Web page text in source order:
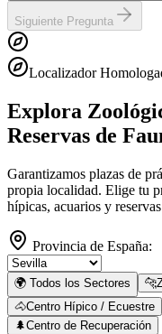
Siguiente Pregunta
Localizador
Explora
Reservas de
Garantizamos plazas de
propia localidad. Elige tu
hípicas, acuarios y
Provincia de España:
🌍 Todos los Sectores 🐆
🐴Centro Hípico / Ecuestre
🌲Centro de Recuperación